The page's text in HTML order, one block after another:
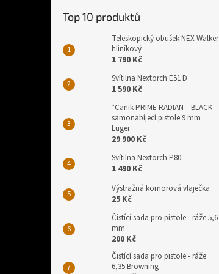
Top 10 produktů
Teleskopický obušek NEX Walker
hliníkový
1 790 Kč
Svítilna Nextorch E51 D
1 590 Kč
*Canik PRIME RADIAN – BLACK
samonabíjecí pistole 9 mm
Luger
29 900 Kč
Svítilna Nextorch P80
1 490 Kč
Výstražná komorová vlaječka
25 Kč
Čistící sada pro pistole - ráže 5,6
mm
200 Kč
Čistící sada pro pistole - ráže
6,35 Browning